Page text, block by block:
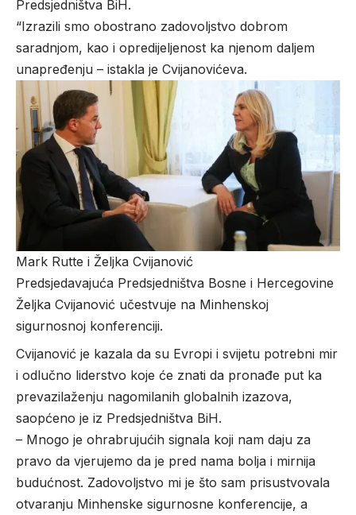
Predsjedništva BiH.
“Izrazili smo obostrano zadovoljstvo dobrom
saradnjom, kao i opredijeljenost ka njenom daljem
unapređenju – istakla je Cvijanovićeva.
Mark Rutte i Željka Cvijanović
Predsjedavajuća Predsjedništva Bosne i Hercegovine
Željka Cvijanović učestvuje na Minhenskoj
sigurnosnoj konferenciji.
Cvijanović je kazala da su Evropi i svijetu potrebni mir
i odlučno liderstvo koje će znati da pronađe put ka
prevazilaženju nagomilanih globalnih izazova,
saopćeno je iz Predsjedništva BiH.
– Mnogo je ohrabrujućih signala koji nam daju za
pravo da vjerujemo da je pred nama bolja i mirnija
budućnost. Zadovoljstvo mi je što sam prisustvovala
otvaranju Minhenske sigurnosne konferencije, a